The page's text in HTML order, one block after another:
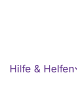
Hilfe & Helfen